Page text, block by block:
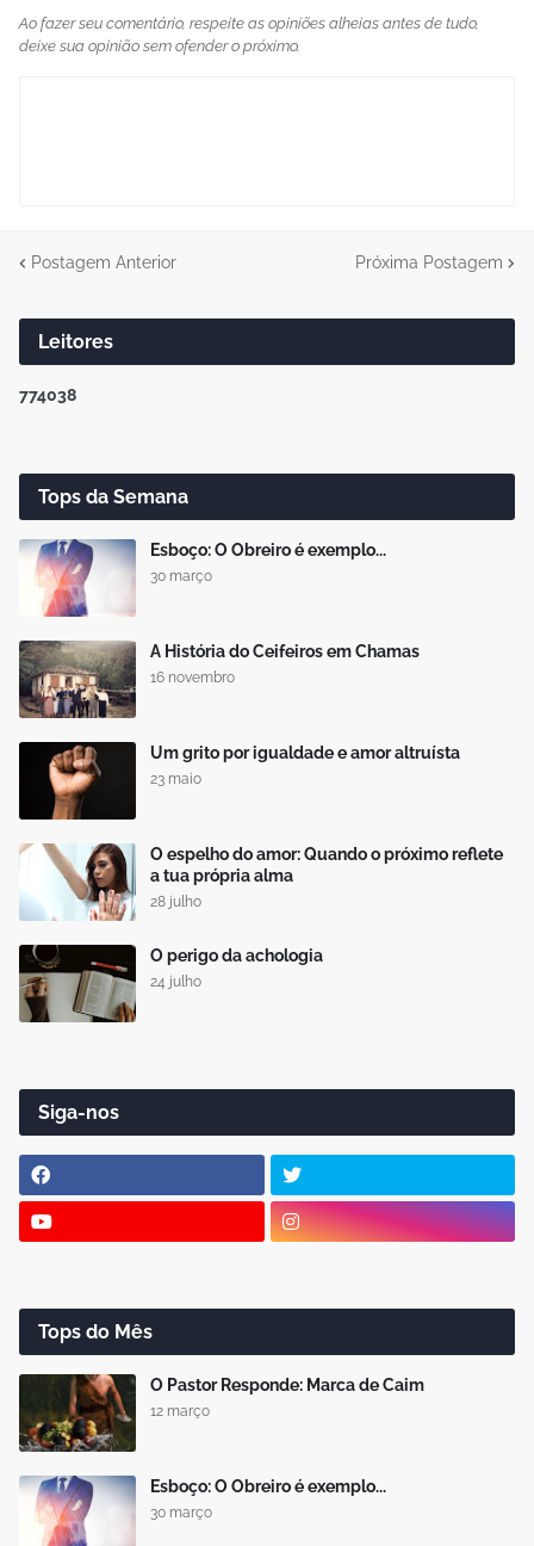
Ao fazer seu comentário, respeite as opiniões alheias antes de tudo,
deixe sua opinião sem ofender o próximo.
Postagem Anterior Próxima Postagem
Leitores
774038
Tops da Semana
Esboço: O Obreiro é exemplo...
30 março
A História do Ceifeiros em Chamas
16 novembro
Um grito por igualdade e amor altruísta
23 maio
O espelho do amor: Quando o próximo reflete
a tua própria alma
28 julho
O perigo da achologia
24 julho
Siga-nos
Tops do Mês
O Pastor Responde: Marca de Caim
12 março
Esboço: O Obreiro é exemplo...
30 março